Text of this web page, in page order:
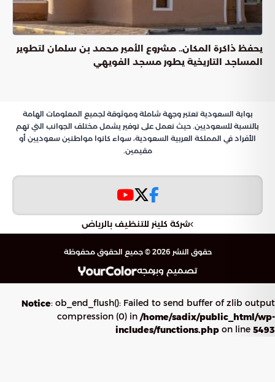
يحفظ ذاكرة المكان.. مشروع الأمير محمد بن سلمان لتطوير
المساجد التاريخية يطور مسجد الفويهي
بوابة السعودية تعتبر وجهة شاملة وموثوقة لجميع المعلومات الهامة
بالنسبة للسعوديين. حيث نعمل على توفير يشمل مختلف الجوانب التي تهم
الأفراد في المملكة العربية السعودية، سواء كانوا مواطنين سعوديين أو
مقيمين.
شركة كلينر للتنظيف بالرياض
حقوق النشر 2026 © جميع الحقوق محفوظة
تصميم وبرمجه
Notice: ob_end_flush(): Failed to send buffer of zlib output
compression (0) in /home/sadix/public_html/wp-
includes/functions.php on line 5493